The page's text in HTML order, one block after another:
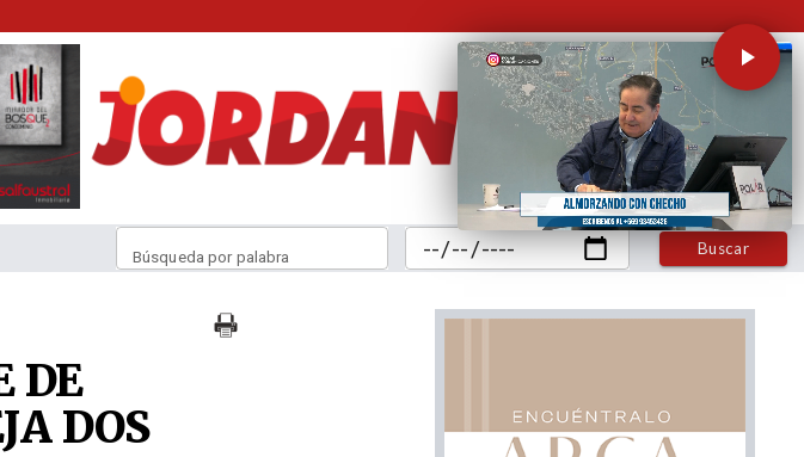
Buscar
Búsqueda por palabra
DE
DOS